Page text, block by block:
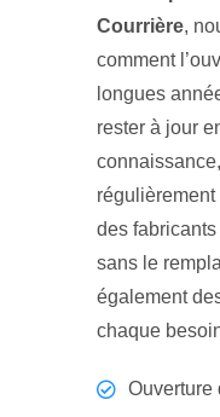
Courrière,
comment
longues
rester à jour
des fabricants
sans le
également
chaque
Ouverture